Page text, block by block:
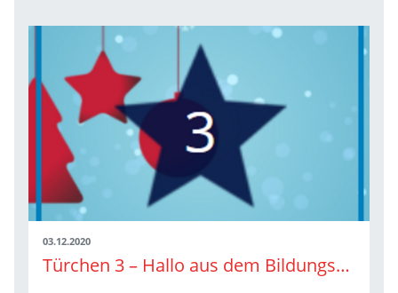
03.12.2020
Türchen 3 – Hallo aus dem Bildungsteam